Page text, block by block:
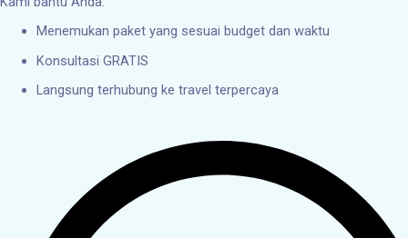
Menemukan paket yang sesuai budget dan waktu
Konsultasi GRATIS
Langsung terhubung ke travel terpercaya